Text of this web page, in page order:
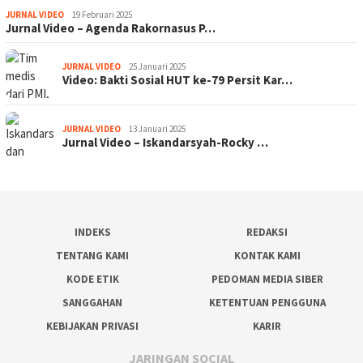
JURNAL VIDEO 19 Februari 2025
Jurnal Video – Agenda Rakornasus P…
JURNAL VIDEO 25 Januari 2025
Video: Bakti Sosial HUT ke-79 Persit Kar…
JURNAL VIDEO 13 Januari 2025
Jurnal Video – Iskandarsyah-Rocky …
INDEKS
REDAKSI
TENTANG KAMI
KONTAK KAMI
KODE ETIK
PEDOMAN MEDIA SIBER
SANGGAHAN
KETENTUAN PENGGUNA
KEBIJAKAN PRIVASI
KARIR
JARINGAN SOCIAL